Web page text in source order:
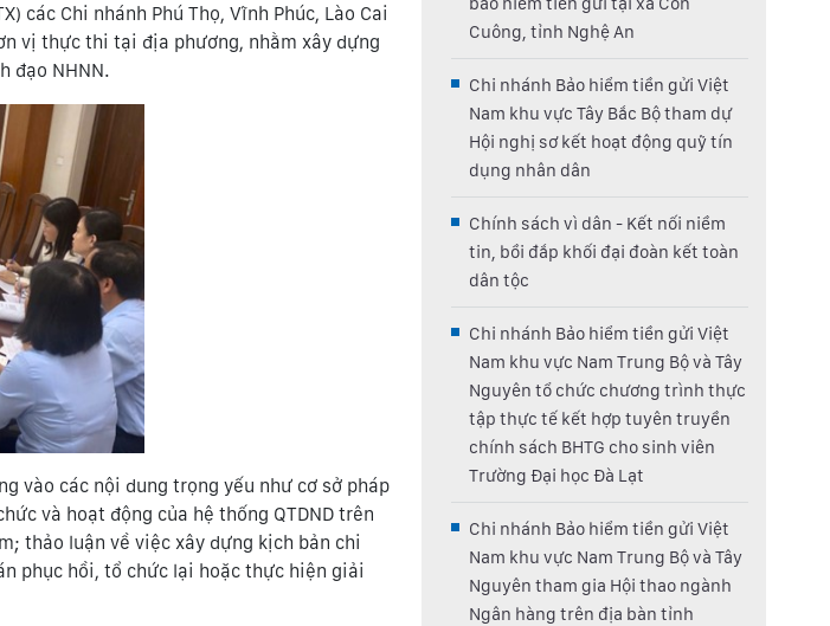
các Chi nhánh Phú Thọ, Vĩnh Phúc, Lào Cai
vị thực thi tại địa phương, nhằm xây dựng
đạo NHNN.
vào các nội dung trọng yếu như cơ sở pháp
và hoạt động của hệ thống QTDND trên
thảo luận về việc xây dựng kịch bản chi
phục hồi, tổ chức lại hoặc thực hiện giải
Cuông, tỉnh Nghệ An
Chi nhánh Bảo hiểm tiền gửi Việt
Nam khu vực Tây Bắc Bộ tham dự
Hội nghị sơ kết hoạt động quỹ tín
dụng nhân dân
Chính sách vì dân - Kết nối niềm
tin, bồi đắp khối đại đoàn kết toàn
dân tộc
Chi nhánh Bảo hiểm tiền gửi Việt
Nam khu vực Nam Trung Bộ và Tây
Nguyên tổ chức chương trình thực
tập thực tế kết hợp tuyên truyền
chính sách BHTG cho sinh viên
Trường Đại học Đà Lạt
Chi nhánh Bảo hiểm tiền gửi Việt
Nam khu vực Nam Trung Bộ và Tây
Nguyên tham gia Hội thao ngành
Ngân hàng trên địa bàn tỉnh